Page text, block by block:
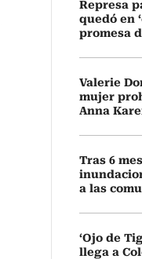
Represa
quedó en
promesa
Valerie
mujer
Anna
Tras 6
a las
‘Ojo de
llega a